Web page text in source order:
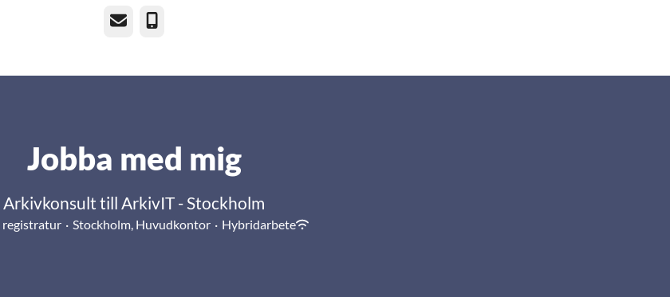
E-post Telefon
Jobba med mig
Arkivkonsult till ArkivIT - Stockholm
registratur · Stockholm, Huvudkontor · Hybridarbete